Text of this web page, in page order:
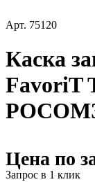
Арт. 75120
Каска
FavoriT
Цена по
Запрос в 1 клик